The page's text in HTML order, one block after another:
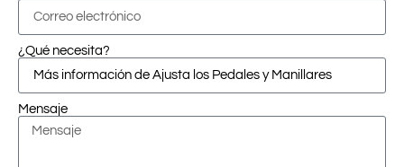
¿Qué necesita?
Mensaje